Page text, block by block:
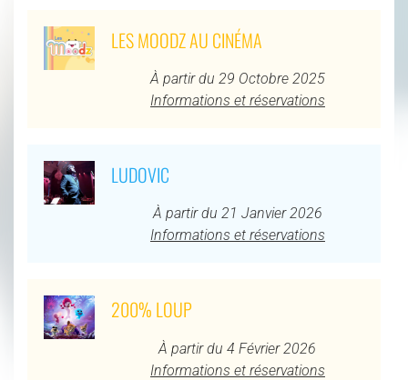
LES MOODZ AU CINÉMA
À partir du 29 Octobre 2025
Informations et réservations
LUDOVIC
À partir du 21 Janvier 2026
Informations et réservations
200% LOUP
À partir du 4 Février 2026
Informations et réservations